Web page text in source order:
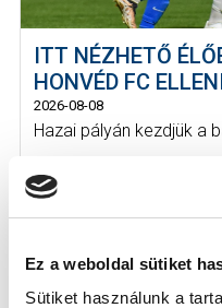
Ez a weboldal sütiket
Sütiket használunk a
ITT NÉZHETŐ
HONVÉD FC
2026-08-08
Hazai pályán kezdjük a